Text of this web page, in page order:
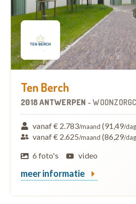
Ten Berch
2018 ANTWERPEN -
vanaf € 2.783/maand (91,49/dag
vanaf € 2.625/maand (86,29/dag
6 foto's
video
meer informatie